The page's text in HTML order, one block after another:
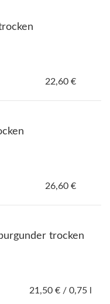
22,60 €
26,60 €
trocken
21,50 € / 0,75 l